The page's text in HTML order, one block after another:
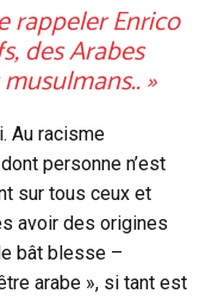
rappeler Enrico
des Arabes
»
Au racisme
personne n’est
sur tous ceux et
avoir des origines
bât blesse –
arabe », si tant est